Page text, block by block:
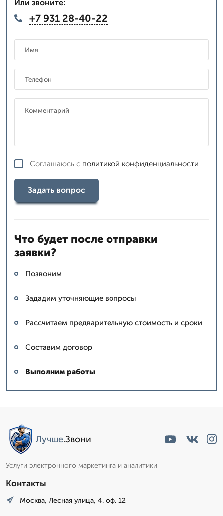
Или звоните:
+7 931 28-40-22
Соглашаюсь с политикой конфиденциальности
Задать вопрос
Что будет после отправки
заявки?
Позвоним
Зададим уточняющие вопросы
Рассчитаем предварительную стоимость и сроки
Составим договор
Выполним работы
Лучше.Звони
Услуги электронного маркетинга и аналитики
Контакты
Москва, Лесная улица, 4. оф. 12